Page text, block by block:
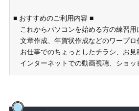
■ おすすめのご利用内容 ■
これからパソコンを始める方の練習用
文章作成、年賀状作成などのワープロ
お仕事でのちょっとしたチラシ、お見
インターネットでの動画視聴、ショッ